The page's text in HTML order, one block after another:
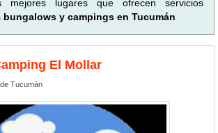
mejores lugares que ofrecen servicios
bungalows y campings en Tucumán
El Mollar
Tucumán